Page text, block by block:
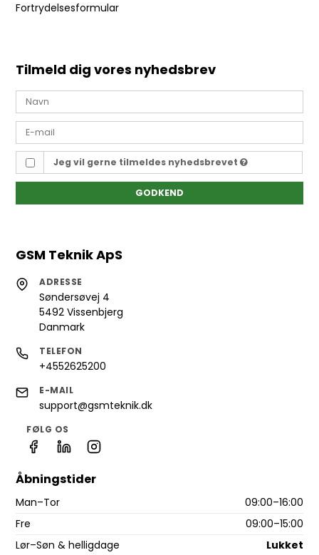
Fortrydelsesformular
Tilmeld dig vores nyhedsbrev
Jeg vil gerne tilmeldes nyhedsbrevet
GODKEND
GSM Teknik ApS
ADRESSE
Søndersøvej 4
5492 Vissenbjerg
Danmark
TELEFON
+4552625200
E-MAIL
support@gsmteknik.dk
FØLG OS
Åbningstider
Man–Tor
09:00–16:00
Fre
09:00–15:00
Lør–Søn & helligdage
Lukket